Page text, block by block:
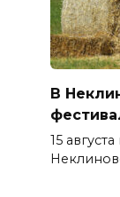
В
15